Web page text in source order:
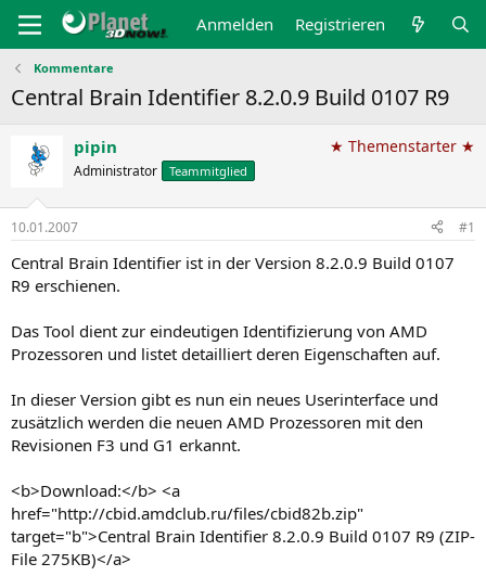
Anmelden Registrieren
Kommentare
Central Brain Identifier 8.2.0.9 Build 0107 R9
pipin
Administrator Teammitglied
★ Themenstarter ★
10.01.2007 #1
Central Brain Identifier ist in der Version 8.2.0.9 Build 0107
R9 erschienen.
Das Tool dient zur eindeutigen Identifizierung von AMD
Prozessoren und listet detailliert deren Eigenschaften auf.
In dieser Version gibt es nun ein neues Userinterface und
zusätzlich werden die neuen AMD Prozessoren mit den
Revisionen F3 und G1 erkannt.
<b>Download:</b> <a
href="http://cbid.amdclub.ru/files/cbid82b.zip"
target="b">Central Brain Identifier 8.2.0.9 Build 0107 R9 (ZIP-
File 275KB)</a>